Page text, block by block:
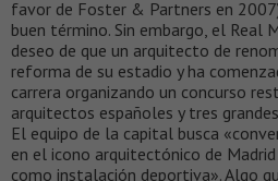
favor de Foster & Partners en
buen término. Sin embargo, el Real
deseo de que un arquitecto de
reforma de su estadio y ha
carrera organizando un concurso
arquitectos españoles y tres
El equipo de la capital busca
en el icono arquitectónico de
como instalación deportiva». Algo